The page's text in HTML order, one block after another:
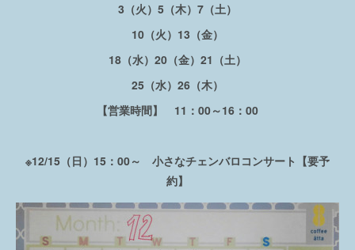
3（火）5（木）7（土）
10（火）13（金）
18（水）20（金）21（土）
25（水）26（木）
【営業時間】 11：00～16：00
※12/15（日）15：00～ 小さなチェンバロコンサート【要予
約】